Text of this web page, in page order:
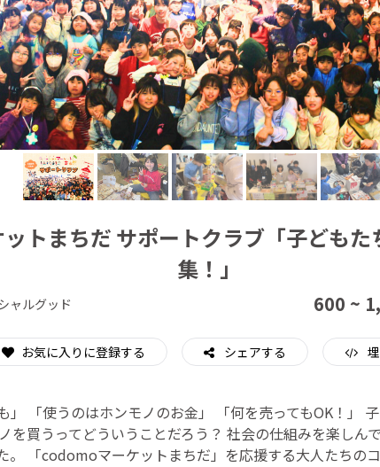
CAMPFIRE for Social Good CAMPFIRE
トまちだ サポートクラブ「子どもた
集！」
ャルグッド 600 ~
お気に入りに登録する シェアする
」 「使うのはホンモノのお金」 「何を売ってもOK！」
を買うってどういうことだろう？ 社会の仕組みを楽しん
。 「codomoマーケットまちだ」を応援する大人たちの